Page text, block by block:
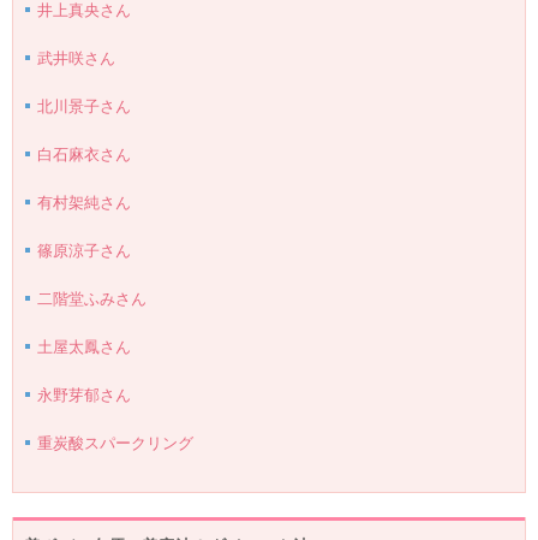
井上真央さん
武井咲さん
北川景子さん
白石麻衣さん
有村架純さん
篠原涼子さん
二階堂ふみさん
土屋太鳳さん
永野芽郁さん
重炭酸スパークリング